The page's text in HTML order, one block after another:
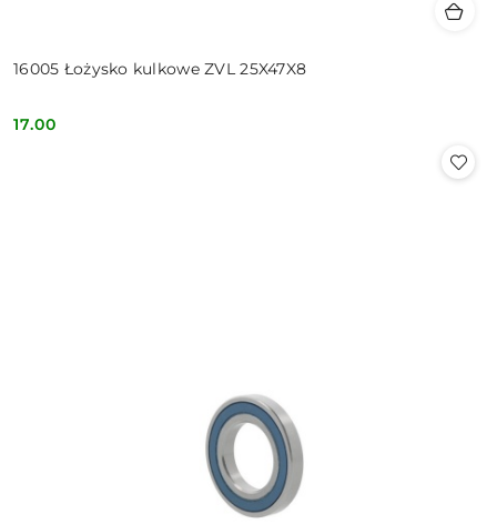
16005 Łożysko kulkowe ZVL 25X47X8
Cena:
17.00